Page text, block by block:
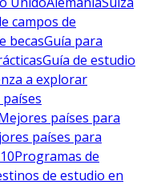
campos de
becasGuía para
Guía de estudio
a explorar
países para
países para
Programas de
de estudio en